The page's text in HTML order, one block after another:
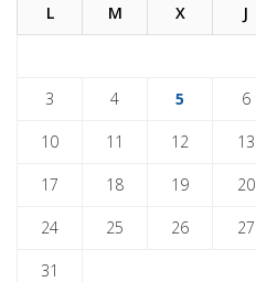
L M X J
3 4 5 6
10 11 12 13
17 18 19 20
24 25 26 27
31